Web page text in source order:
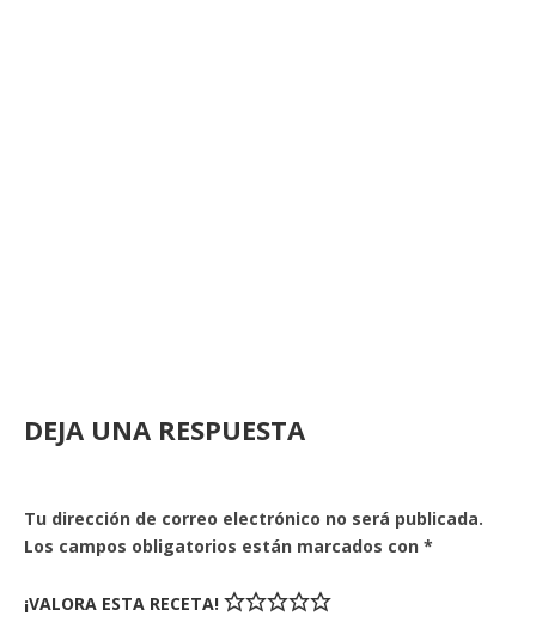
DEJA UNA RESPUESTA
Tu dirección de correo electrónico no será publicada.
Los campos obligatorios están marcados con *
¡VALORA ESTA RECETA!